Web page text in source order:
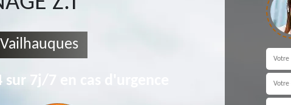
7j/7 en cas d'urgence